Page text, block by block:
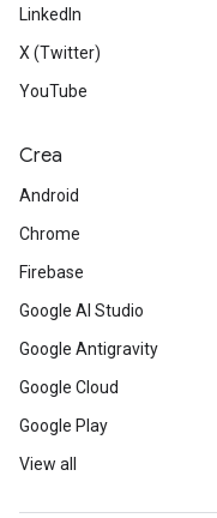
LinkedIn
X (Twitter)
YouTube
Crea
Android
Chrome
Firebase
Google AI Studio
Google Antigravity
Google Cloud
Google Play
View all